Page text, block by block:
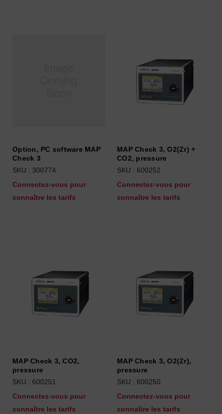
Option, PC software MAP
Check 3
SKU : 300774
Connectez-vous pour
connaître les tarifs
MAP Check 3, O2(Zr) +
CO2, pressure
SKU : 600252
Connectez-vous pour
connaître les tarifs
MAP Check 3, CO2,
pressure
SKU : 600251
Connectez-vous pour
connaître les tarifs
MAP Check 3, O2(Zr),
pressure
SKU : 600250
Connectez-vous pour
connaître les tarifs